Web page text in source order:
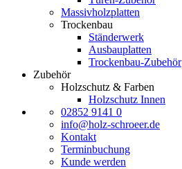
Massivholzplatten
Trockenbau
Ständerwerk
Ausbauplatten
Trockenbau-Zubehör
Zubehör
Holzschutz & Farben
Holzschutz Innen
02852 9141 0
info@holz-schroeer.de
Kontakt
Terminbuchung
Kunde werden